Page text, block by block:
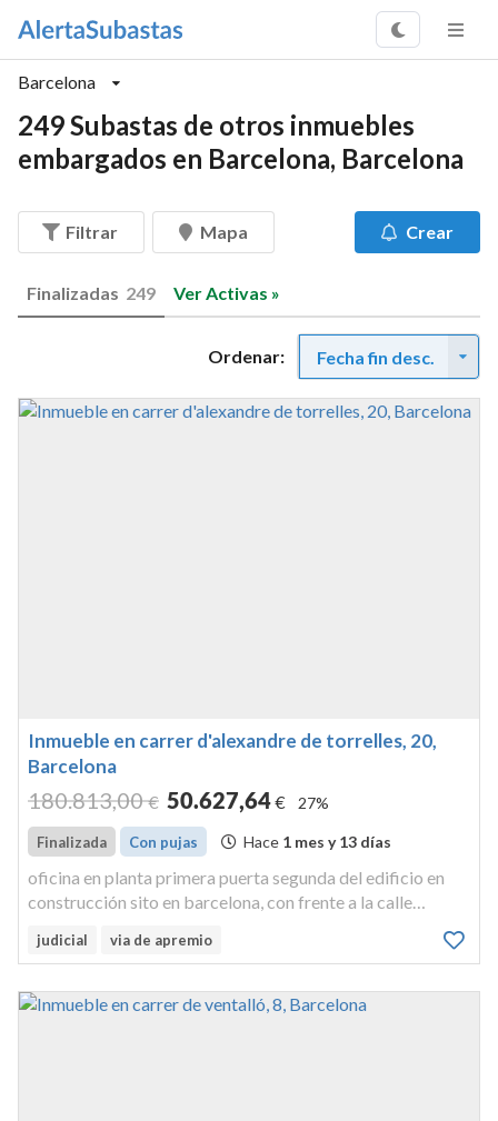
Barcelona
249 Subastas de otros inmuebles
embargados en Barcelona, Barcelona
Filtrar Mapa Crear
Finalizadas 249 Ver Activas »
Ordenar: Fecha fin desc.
Inmueble en carrer d'alexandre de torrelles, 20,
Barcelona
180.813,00 € 50.627,64€ 27%
Finalizada Con pujas Hace 1 mes y 13 días
oficina en planta primera puerta segunda del edificio en
construcción sito en barcelona, con frente a la calle
construida de 42,39 m2 y útil de 34,15 m2. está distribuida
judicial via de apremio